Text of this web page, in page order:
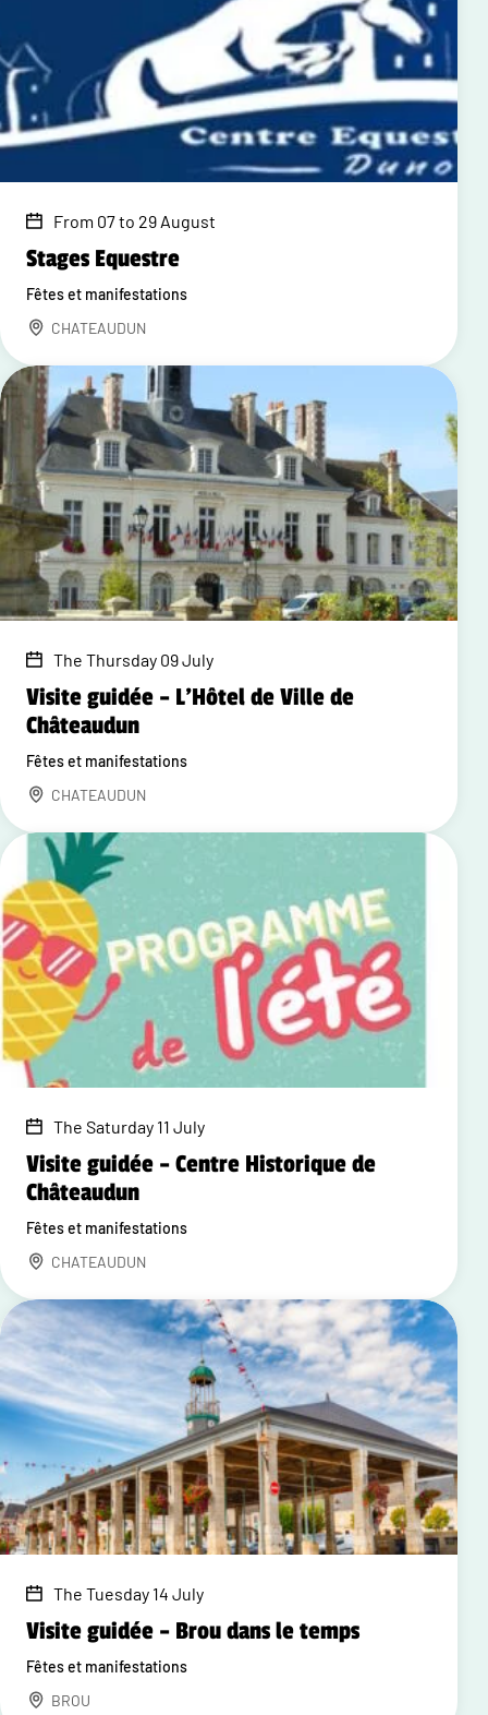
From 07 to 29 August
Stages Equestre
Fêtes et manifestations
CHATEAUDUN
The Thursday 09 July
Visite guidée – L'Hôtel de Ville de
Châteaudun
Fêtes et manifestations
CHATEAUDUN
The Saturday 11 July
Visite guidée – Centre Historique de
Châteaudun
Fêtes et manifestations
CHATEAUDUN
The Tuesday 14 July
Visite guidée – Brou dans le temps
Fêtes et manifestations
BROU